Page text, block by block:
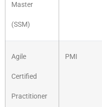
Master
(SSM)
Agile
Certified
Practitioner
PMI